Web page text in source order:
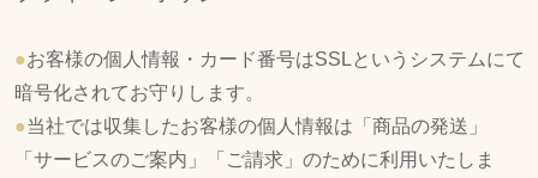
●お客様の個人情報・カード番号はSSLというシステムにて
暗号化されてお守りします。
●当社では収集したお客様の個人情報は「商品の発送」
「サービスのご案内」「ご請求」のために利用いたしま